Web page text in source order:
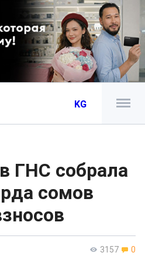
KG
ГНС собрала
сомов
3157 0